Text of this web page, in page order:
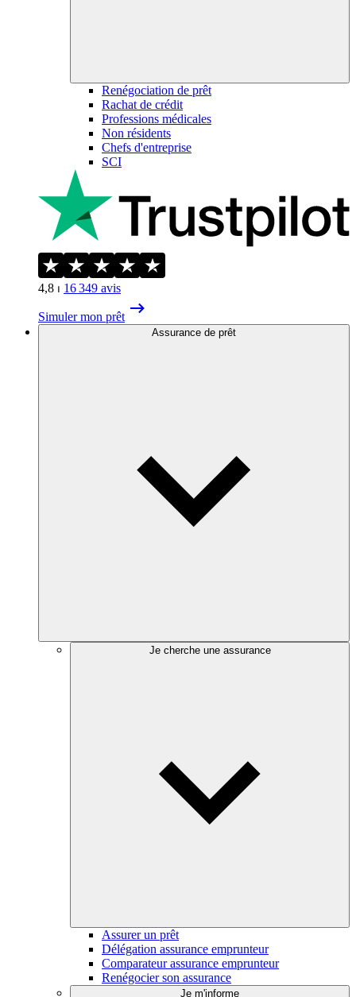
Renégociation de prêt
Rachat de crédit
Professions médicales
Non résidents
Chefs d'entreprise
SCI
4,8 ⏐ 16 349 avis
Simuler mon prêt
Assurance de prêt
Je cherche une assurance
Assurer un prêt
Délégation assurance emprunteur
Comparateur assurance emprunteur
Renégocier son assurance
Je m'informe